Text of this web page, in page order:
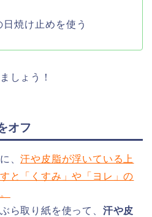
焼け止めを使う
しょう！
オフ
、汗や皮脂が浮いている上
と「くすみ」や「ヨレ」の
ら取り紙を使って、 汗や皮